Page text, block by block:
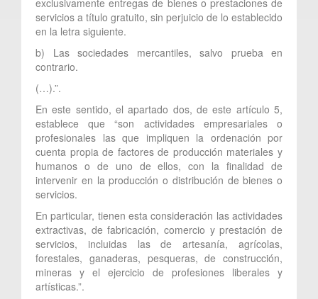
servicios a título gratuito, sin perjuicio de lo establecido
en la letra siguiente.
b) Las sociedades mercantiles, salvo prueba en
contrario.
(…).”.
En este sentido, el apartado dos, de este artículo 5,
establece que “son actividades empresariales o
profesionales las que impliquen la ordenación por
cuenta propia de factores de producción materiales y
humanos o de uno de ellos, con la finalidad de
intervenir en la producción o distribución de bienes o
servicios.
En particular, tienen esta consideración las actividades
extractivas, de fabricación, comercio y prestación de
servicios, incluidas las de artesanía, agrícolas,
forestales, ganaderas, pesqueras, de construcción,
mineras y el ejercicio de profesiones liberales y
artísticas.”.